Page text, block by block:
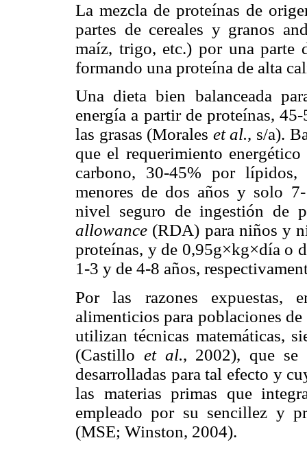
La mezcla de proteínas de
partes de cereales y granos
maíz, trigo, etc.) por una parte
formando una proteína de alta
Una dieta bien balanceada
energía a partir de proteínas,
las grasas (Morales et al., s/a).
que el requerimiento
carbono, 30-45% por lípidos,
menores de dos años y solo
nivel seguro de ingestión de
allowance (RDA) para niños y
proteínas, y de 0,95g×kg×día o
1-3 y de 4-8 años,
Por las razones expuestas,
alimenticios para poblaciones
utilizan técnicas matemáticas,
(Castillo et al., 2002), que se
desarrolladas para tal efecto y
las materias primas que
empleado por su sencillez y
(MSE; Winston, 2004).